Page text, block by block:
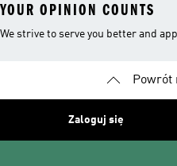
YOUR OPINION COUNTS
We strive to serve you better and
Powrót
Zaloguj się